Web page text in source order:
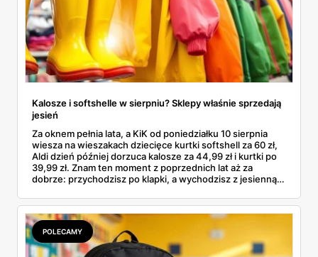
Kalosze i softshelle w sierpniu? Sklepy właśnie sprzedają
jesień
Za oknem pełnia lata, a KiK od poniedziałku 10 sierpnia
wiesza na wieszakach dziecięce kurtki softshell za 60 zł,
Aldi dzień później dorzuca kalosze za 44,99 zł i kurtki po
39,99 zł. Znam ten moment z poprzednich lat aż za
dobrze: przychodzisz po klapki, a wychodzisz z jesienną
pojawi się w gazetkach w przyszłym tygodniu i czy jest
sens kupować jesień, zanim skończą się wakacje.
POLECAMY